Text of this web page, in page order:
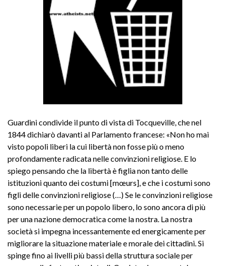
Guardini condivide il punto di vista di Tocqueville, che nel
1844 dichiarò davanti al Parlamento francese: «Non ho mai
visto popoli liberi la cui libertà non fosse più o meno
profondamente radicata nelle convinzioni religiose. E lo
spiego pensando che la libertà è figlia non tanto delle
istituzioni quanto dei costumi [mœurs], e che i costumi sono
figli delle convinzioni religiose (…) Se le convinzioni religiose
sono necessarie per un popolo libero, lo sono ancora di più
per una nazione democratica come la nostra. La nostra
società si impegna incessantemente ed energicamente per
migliorare la situazione materiale e morale dei cittadini. Si
spinge fino ai livelli più bassi della struttura sociale per